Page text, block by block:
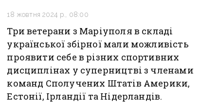
18 жовтня 2024 р., 08:00
Три ветерани з Маріуполя в складі
української збірної мали можливість
проявити себе в різних спортивних
дисциплінах у суперництві з членами
команд Сполучених Штатів Америки,
Естонії, Ірландії та Нідерландів.